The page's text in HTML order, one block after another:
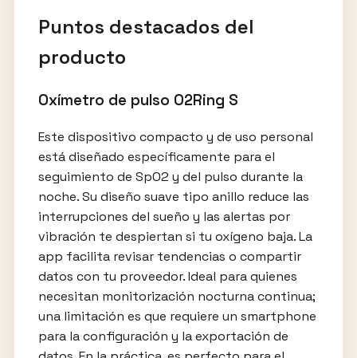
Puntos destacados del
producto
Oxímetro de pulso O2Ring S
Este dispositivo compacto y de uso personal
está diseñado específicamente para el
seguimiento de SpO2 y del pulso durante la
noche. Su diseño suave tipo anillo reduce las
interrupciones del sueño y las alertas por
vibración te despiertan si tu oxígeno baja. La
app facilita revisar tendencias o compartir
datos con tu proveedor. Ideal para quienes
necesitan monitorización nocturna continua;
una limitación es que requiere un smartphone
para la configuración y la exportación de